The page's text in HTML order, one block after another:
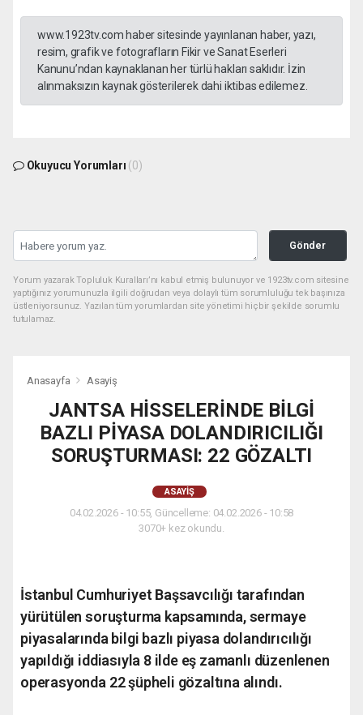
www.1923tv.com haber sitesinde yayınlanan haber, yazı,
resim, grafik ve fotografların Fikir ve Sanat Eserleri
Kanunu’ndan kaynaklanan her türlü hakları saklıdır. İzin
alınmaksızın kaynak gösterilerek dahi iktibas edilemez.
Okuyucu Yorumları (0)
Gönder
Yorum yazarak Topluluk Kuralları’nı kabul etmiş bulunuyor ve 1923tv.com sitesine
yaptığınız yorumunuzla ilgili doğrudan veya dolaylı tüm sorumluluğu tek başınıza
üstleniyorsunuz. Yazılan tüm yorumlardan site yönetimi hiçbir şekilde sorumlu
tutulamaz.
Anasayfa Asayiş
JANTSA HİSSELERİNDE BİLGİ
BAZLI PİYASA DOLANDIRICILIĞI
SORUŞTURMASI: 22 GÖZALTI
ASAYIŞ
04.02.2026 - 10:55, Güncelleme: 04.02.2026 - 10:58
3070+ kez okundu.
İstanbul Cumhuriyet Başsavcılığı tarafından
yürütülen soruşturma kapsamında, sermaye
piyasalarında bilgi bazlı piyasa dolandırıcılığı
yapıldığı iddiasıyla 8 ilde eş zamanlı düzenlenen
operasyonda 22 şüpheli gözaltına alındı.